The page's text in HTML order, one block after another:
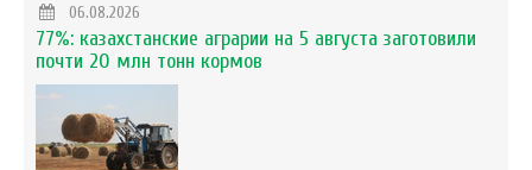
06.08.2026
77%: казахстанские аграрии на 5 августа заготовили
почти 20 млн тонн кормов